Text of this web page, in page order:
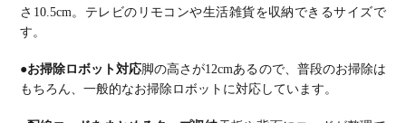
さ10.5cm。 テレビのリモコンや生活雑貨を収納できるサイズで
す。
●お掃除ロボット対応脚の高さが12cmあるので、普段のお掃除は
もちろん、一般的なお掃除ロボットに対応しています。